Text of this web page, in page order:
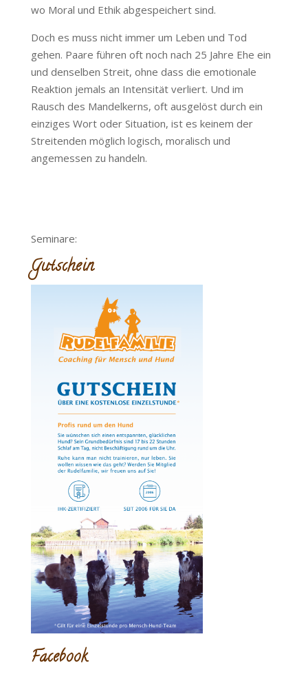
wo Moral und Ethik abgespeichert sind.
Doch es muss nicht immer um Leben und Tod
gehen. Paare führen oft noch nach 25 Jahre Ehe ein
und denselben Streit, ohne dass die emotionale
Reaktion jemals an Intensität verliert. Und im
Rausch des Mandelkerns, oft ausgelöst durch ein
einziges Wort oder Situation, ist es keinem der
Streitenden möglich logisch, moralisch und
angemessen zu handeln.
Seminare:
Gutschein
Facebook